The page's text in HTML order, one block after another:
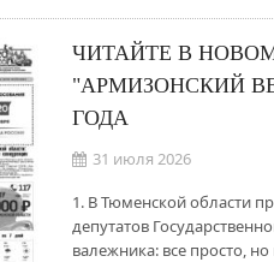
ЧИТАЙТЕ В
"АРМИЗОНСКИЙ
ГОДА
31 июля 2026
1. В Тюменской области
депутатов
валежника: все просто,